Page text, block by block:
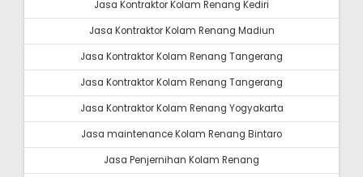
Jasa Kontraktor Kolam Renang Kediri
Jasa Kontraktor Kolam Renang Madiun
Jasa Kontraktor Kolam Renang Tangerang
Jasa Kontraktor Kolam Renang Tangerang
Jasa Kontraktor Kolam Renang Yogyakarta
Jasa maintenance Kolam Renang Bintaro
Jasa Penjernihan Kolam Renang